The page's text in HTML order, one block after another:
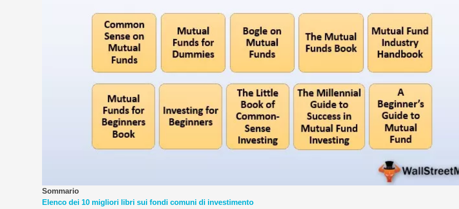
Sommario
Elenco dei 10 migliori libri sui fondi comuni di investimento